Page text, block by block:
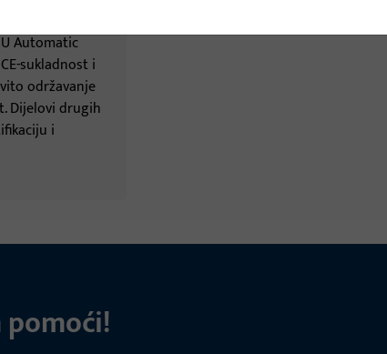
Automatic
sukladnost i
održavanje
Dijelovi drugih
i
pomoći!